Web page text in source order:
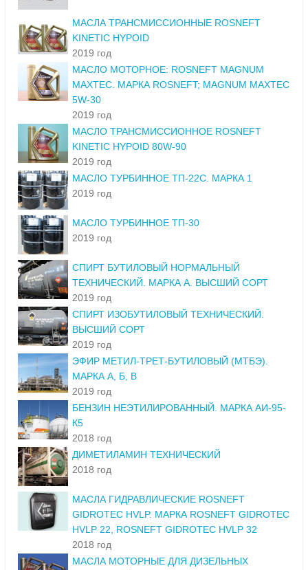
МАСЛА ТРАНСМИССИОННЫЕ ROSNEFT
KINETIC HYPOID
2019 год
МАСЛО МОТОРНОЕ: ROSNEFT MAGNUM
MAXTEC. МАРКА ROSNEFT; MAGNUM MAXTEC
5W-30
2019 год
МАСЛО ТРАНСМИССИОННОЕ ROSNEFT
KINETIC HYPOID 80W-90
2019 год
МАСЛО ТУРБИННОЕ ТП-22С. МАРКА 1
2019 год
МАСЛО ТУРБИННОЕ ТП-30
2019 год
СПИРТ БУТИЛОВЫЙ НОРМАЛЬНЫЙ
ТЕХНИЧЕСКИЙ. МАРКА А. ВЫСШИЙ СОРТ
2019 год
СПИРТ ИЗОБУТИЛОВЫЙ ТЕХНИЧЕСКИЙ.
ВЫСШИЙ СОРТ
2019 год
ЭФИР МЕТИЛ-ТРЕТ-БУТИЛОВЫЙ (МТБЭ).
МАРКА А, Б, В
2019 год
БЕНЗИН НЕЭТИЛИРОВАННЫЙ. МАРКА АИ-95-
К5
2018 год
ДИМЕТИЛАМИН ТЕХНИЧЕСКИЙ
2018 год
МАСЛА ГИДРАВЛИЧЕСКИЕ ROSNEFT
GIDROTEC HVLP. МАРКА ROSNEFT GIDROTEC
HVLP 22, ROSNEFT GIDROTEC HVLP 32
2018 год
МАСЛА МОТОРНЫЕ ДЛЯ ДИЗЕЛЬНЫХ